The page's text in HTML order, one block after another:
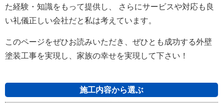
た経験・知識をもって提供し、 さらにサービスや対応も良
い礼儀正しい会社だと私は考えています。
このページをぜひお読みいただき、ぜひとも成功する外壁
塗装工事を実現し、家族の幸せを実現して下さい！
施工内容から選ぶ